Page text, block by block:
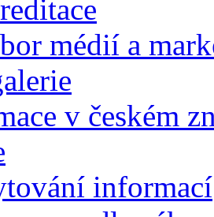
médií a
v českém
informací